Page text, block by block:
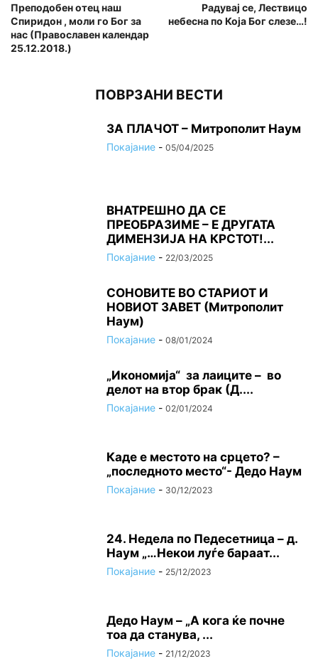
Преподобен отец наш
Спиридон , моли го Бог за
нас (Православен календар
25.12.2018.)
Радувај се, Лествицо
небесна по Која Бог слезе…!
ПОВРЗАНИ ВЕСТИ
ЗА ПЛАЧОТ – Митрополит Наум
Покајание - 05/04/2025
ВНАТРЕШНО ДА СЕ
ПРЕОБРАЗИМЕ – Е ДРУГАТА
ДИМЕНЗИЈА НА КРСТОТ!...
Покајание - 22/03/2025
СОНОВИТЕ ВО СТАРИОТ И
НОВИОТ ЗАВЕТ (Митрополит
Наум)
Покајание - 08/01/2024
„Икономија“ за лаиците – во
делот на втор брак (Д....
Покајание - 02/01/2024
Каде е местото на срцето? –
„последното место“- Дедо Наум
Покајание - 30/12/2023
24. Недела по Педесетница – д.
Наум „…Некои луѓе бараат...
Покајание - 25/12/2023
Дедо Наум – „А кога ќе почне
тоа да станува, ...
Покајание - 21/12/2023